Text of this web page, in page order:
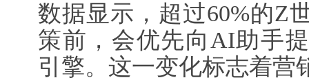
数据显示，超过60%的Z
策前，会优先向AI助手
引擎。这一变化标志着营